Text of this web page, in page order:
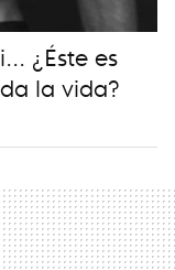
¿Éste es
la vida?